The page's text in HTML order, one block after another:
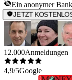
Ein anonymer
JETZT
12.000Anmeldungen
4,9/5Google